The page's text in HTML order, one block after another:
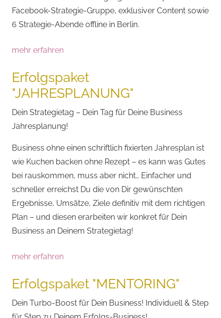
Facebook-Strategie-Gruppe, exklusiver Content sowie
6 Strategie-Abende offline in Berlin.
mehr erfahren
Erfolgspaket
"JAHRESPLANUNG"
Dein Strategietag – Dein Tag für Deine Business
Jahresplanung!
Business ohne einen schriftlich fixierten Jahresplan ist
wie Kuchen backen ohne Rezept – es kann was Gutes
bei rauskommen, muss aber nicht… Einfacher und
schneller erreichst Du die von Dir gewünschten
Ergebnisse, Umsätze, Ziele definitiv mit dem richtigen
Plan – und diesen erarbeiten wir konkret für Dein
Business an Deinem Strategietag!
mehr erfahren
Erfolgspaket "MENTORING"
Dein Turbo-Boost für Dein Business! Individuell & Step